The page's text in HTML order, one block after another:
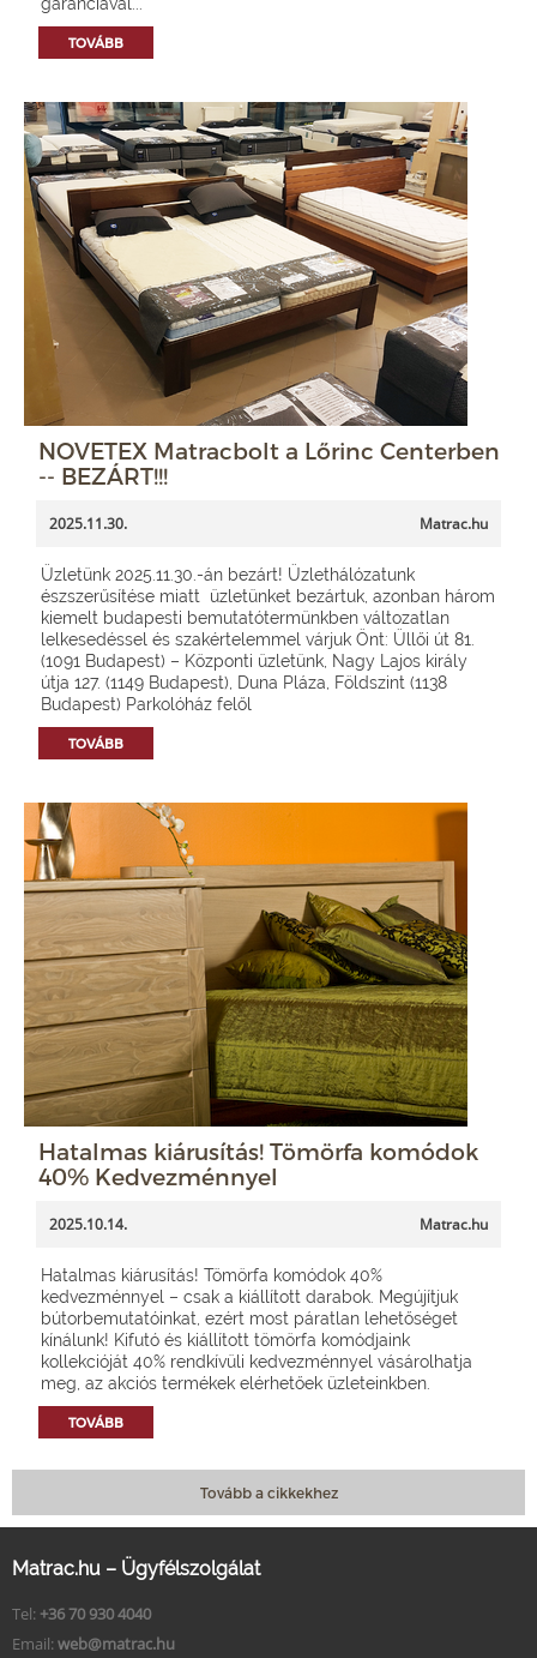
TOVÁBB
NOVETEX Matracbolt a Lőrinc Centerben
-- BEZÁRT!!!
2025.11.30. Matrac.hu
Üzletünk 2025.11.30.-án bezárt! Üzlethálózatunk
észszerűsítése miatt üzletünket bezártuk, azonban három
kiemelt budapesti bemutatótermünkben változatlan
lelkesedéssel és szakértelemmel várjuk Önt: Üllői út 81.
(1091 Budapest) – Központi üzletünk, Nagy Lajos király
útja 127. (1149 Budapest), Duna Pláza, Földszint (1138
Budapest) Parkolóház felől
TOVÁBB
Hatalmas kiárusítás! Tömörfa komódok
40% Kedvezménnyel
2025.10.14. Matrac.hu
Hatalmas kiárusítás! Tömörfa komódok 40%
kedvezménnyel – csak a kiállított darabok. Megújítjuk
bútorbemutatóinkat, ezért most páratlan lehetőséget
kínálunk! Kifutó és kiállított tömörfa komódjaink
kollekcióját 40% rendkívüli kedvezménnyel vásárolhatja
meg, az akciós termékek elérhetőek üzleteinkben.
TOVÁBB
Tovább a cikkekhez
Matrac.hu – Ügyfélszolgálat
Tel: +36 70 930 4040
Email: web@matrac.hu